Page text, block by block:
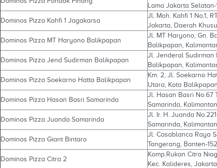
Lama Jakarta Selatan-
Dominos Pizza Kahfi 1 Jagakarsa
Jl. Moh. Kahfi 1 No.1,
Jakarta, Daerah
Dominos Pizza MT Haryono Balikpapan
Jl. MT Haryono, Gn.
Balikpapan,
Dominos Pizza Jend Sudirman Balikpapan
Jl. Jenderal Sudirman
Balikpapan,
Dominos Pizza Soekarno Hatta Balikpapan
Km. 2, Jl. Soekarno
Utara, Kota
Dominos Pizza Hasan Basri Samarinda
Jl. Hasan Basri No.67
Samarinda,
Dominos Pizza Juanda Samarinda
Jl. Ir. H. Juanda
Samarinda,
Dominos Pizza Giant Bintaro
Jl. Casablanca Raya
Tangerang, Banten-
Dominos Pizza Citra 2
Komp.Rukan Citra
Kec. Kalideres,